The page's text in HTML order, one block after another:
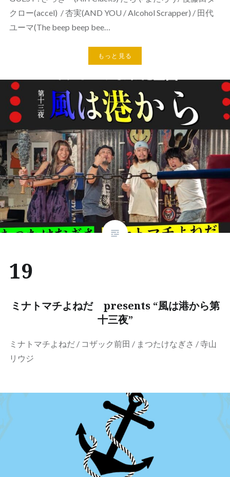
クロー(accel) / 杏実(AND YOU / Alcohol Scrapper) / 田代
ユーマ(The beep beep bee…
もっと見る
19
ミナトマチよねだ presents “風は港から第
十三夜”
ミナトマチよねだ / コザック前田 / まつたけなぎさ / 寺山
リウジ